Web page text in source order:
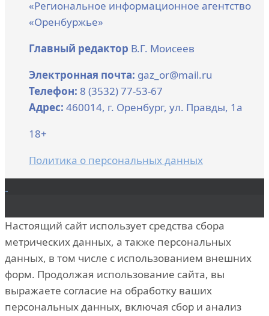
«Региональное информационное агентство
«Оренбуржье»
Главный редактор В.Г. Моисеев
Электронная почта: gaz_or@mail.ru
Телефон: 8 (3532) 77-53-67
Адрес: 460014, г. Оренбург, ул. Правды, 1а
18+
Политика о персональных данных
Настоящий сайт использует средства сбора
метрических данных, а также персональных
данных, в том числе с использованием внешних
форм. Продолжая использование сайта, вы
выражаете согласие на обработку ваших
персональных данных, включая сбор и анализ